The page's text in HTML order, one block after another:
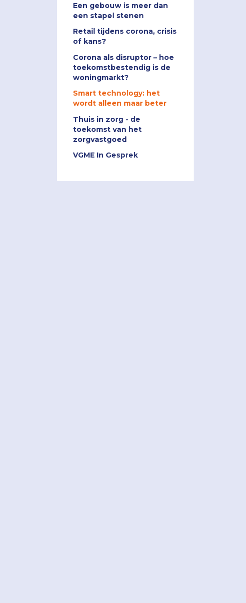
Een gebouw is meer dan
een stapel stenen
Retail tijdens corona, crisis
of kans?
Corona als disruptor – hoe
toekomstbestendig is de
woningmarkt?
Smart technology: het
wordt alleen maar beter
Thuis in zorg - de
toekomst van het
zorgvastgoed
VGME In Gesprek